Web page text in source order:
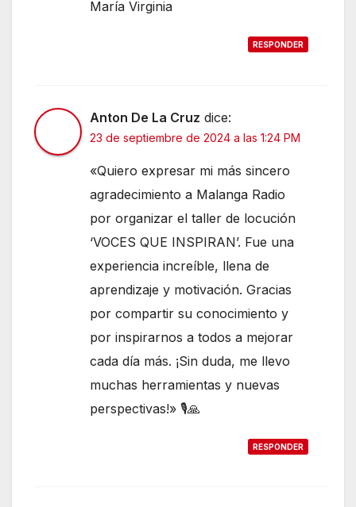
María Virginia
RESPONDER
Anton De La Cruz dice:
23 de septiembre de 2024 a las 1:24 PM
«Quiero expresar mi más sincero
agradecimiento a Malanga Radio
por organizar el taller de locución
‘VOCES QUE INSPIRAN’. Fue una
experiencia increíble, llena de
aprendizaje y motivación. Gracias
por compartir su conocimiento y
por inspirarnos a todos a mejorar
cada día más. ¡Sin duda, me llevo
muchas herramientas y nuevas
perspectivas!» 🎙️🙏
RESPONDER